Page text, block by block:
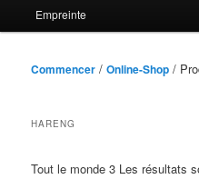
Empreinte
Commencer /Online-Shop /
HARENG
Tout le monde 3 Les résultats